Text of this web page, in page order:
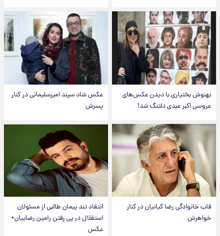
بهنوش بختیاری با دیدن عکس‌های
عروسی اکبر عبدی دلتنگ شد!
عکس شاد سپند امیرسلیمانی در کنار
پسرش
قاب خانوادگی رضا کیانیان در کنار
خواهرش
انتقاد تند پیمان طالبی از مسئولان
استقلال در پی رفتن رامین رضاییان+
عکس